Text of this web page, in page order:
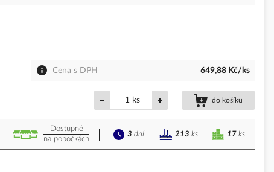
Cena s DPH 649,88 Kč/ks
ks do košíku
Dostupné
na pobočkách
17 ks
3 dní 213 ks